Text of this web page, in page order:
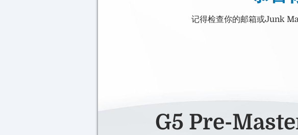
记得检查你的邮箱或Junk
G5 Pre-